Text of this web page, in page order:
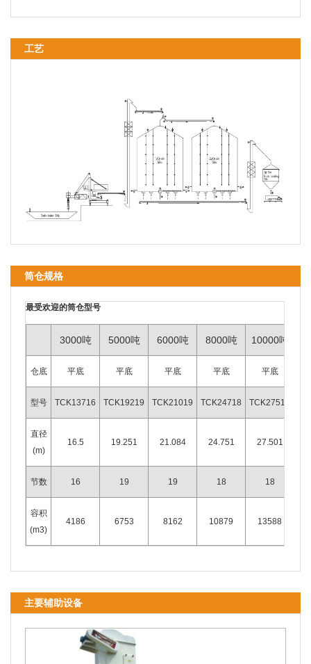
工艺
筒仓规格
最受欢迎的筒仓型号
3000吨 5000吨 6000吨 8000吨 10000吨
仓底 平底 平底 平底 平底 平底
型号 TCK13716 TCK19219 TCK21019 TCK24718 TCK27518
直径
(m)
16.5 19.251 21.084 24.751 27.501
节数 16 19 19 18 18
容积
(m3)
4186 6753 8162 10879 13588
主要辅助设备